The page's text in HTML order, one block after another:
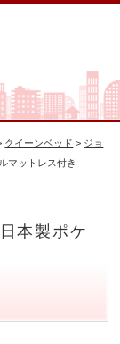
クイーンベッド > ジョ
マットレス付き
本製ポケ